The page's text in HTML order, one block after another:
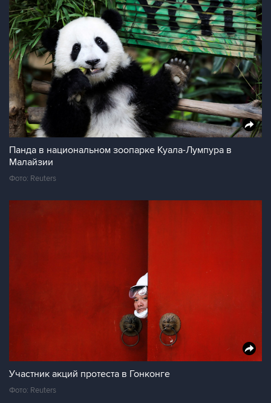
Панда в национальном зоопарке Куала-Лумпура в
Малайзии
Фото: Reuters
Участник акций протеста в Гонконге
Фото: Reuters